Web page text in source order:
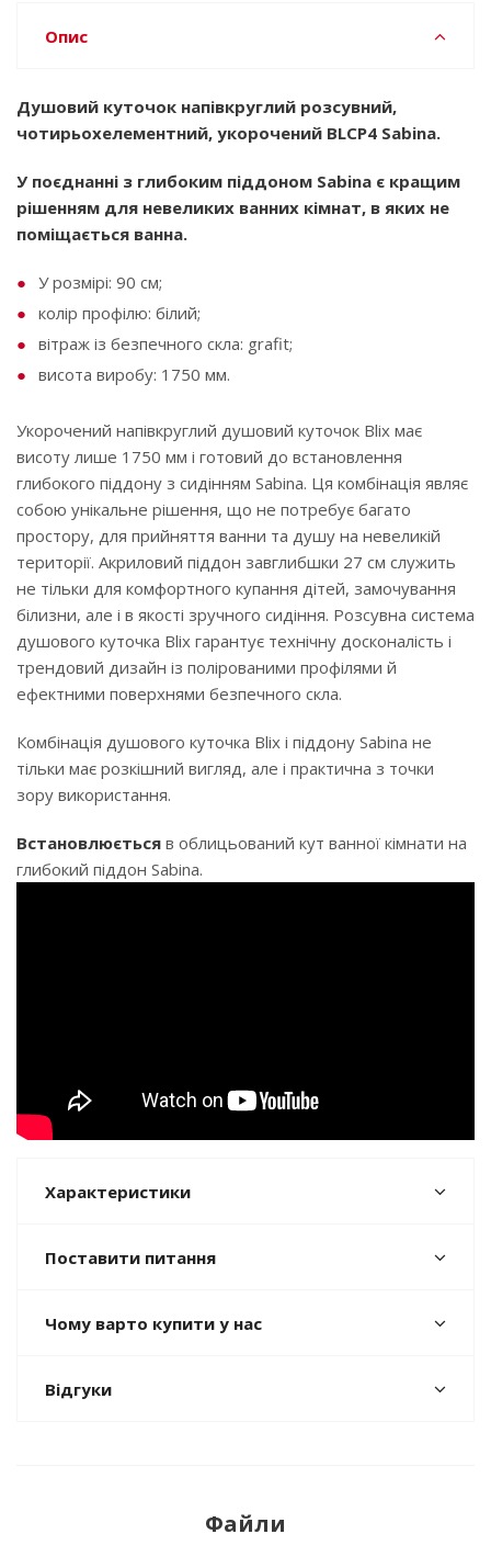
Опис
Душовий куточок напівкруглий розсувний,
чотирьохелементний, укорочений BLCP4 Sabina.
У поєднанні з глибоким піддоном Sabina є кращим
рішенням для невеликих ванних кімнат, в яких не
поміщається ванна.
У розмірі: 90 см;
колір профілю: білий;
вітраж із безпечного скла: grafit;
висота виробу: 1750 мм.
Укорочений напівкруглий душовий куточок Blix має
висоту лише 1750 мм і готовий до встановлення
глибокого піддону з сидінням Sabina. Ця комбінація являє
собою унікальне рішення, що не потребує багато
простору, для прийняття ванни та душу на невеликій
території. Акриловий піддон завглибшки 27 см служить
не тільки для комфортного купання дітей, замочування
білизни, але і в якості зручного сидіння. Розсувна система
душового куточка Blix гарантує технічну досконалість і
трендовий дизайн із полірованими профілями й
ефектними поверхнями безпечного скла.
Комбінація душового куточка Blix і піддону Sabina не
тільки має розкішний вигляд, але і практична з точки
зору використання.
Встановлюється в облицьований кут ванної кімнати на
глибокий піддон Sabina.
Характеристики
Поставити питання
Чому варто купити у нас
Відгуки
Файли